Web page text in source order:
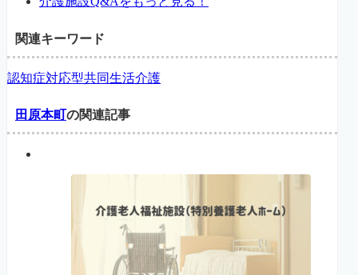
関連キーワード
認知症対応型共同生活介護
田原本町の関連記事